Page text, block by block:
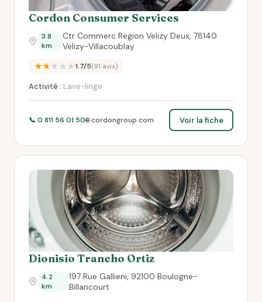
Cordon Consumer Services
3.8
km
Ctr Commerc Region Velizy Deux, 78140
Velizy-Villacoublay
★★★★★1.7/5(91 avis)
Activité : Lave-linge
📞 0 811 56 01 50🌐 cordongroup.com Voir la fiche
Dionisio Trancho Ortiz
4.2
km
197 Rue Gallieni, 92100 Boulogne-
Billancourt